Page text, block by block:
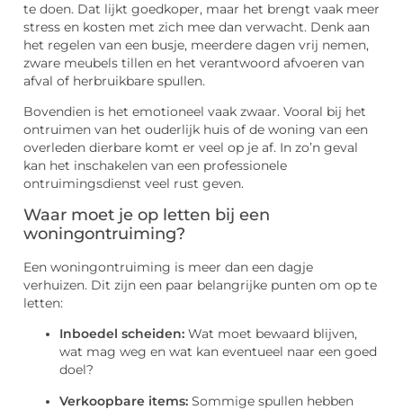
te doen. Dat lijkt goedkoper, maar het brengt vaak meer
stress en kosten met zich mee dan verwacht. Denk aan
het regelen van een busje, meerdere dagen vrij nemen,
zware meubels tillen en het verantwoord afvoeren van
afval of herbruikbare spullen.
Bovendien is het emotioneel vaak zwaar. Vooral bij het
ontruimen van het ouderlijk huis of de woning van een
overleden dierbare komt er veel op je af. In zo’n geval
kan het inschakelen van een professionele
ontruimingsdienst veel rust geven.
Waar moet je op letten bij een
woningontruiming?
Een woningontruiming is meer dan een dagje
verhuizen. Dit zijn een paar belangrijke punten om op te
letten:
Inboedel scheiden: Wat moet bewaard blijven,
wat mag weg en wat kan eventueel naar een goed
doel?
Verkoopbare items: Sommige spullen hebben